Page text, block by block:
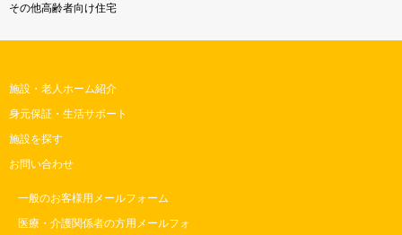
その他高齢者向け住宅
施設・老人ホーム紹介
身元保証・生活サポート
施設を探す
お問い合わせ
一般のお客様用メールフォーム
医療・介護関係者の方用メールフォ